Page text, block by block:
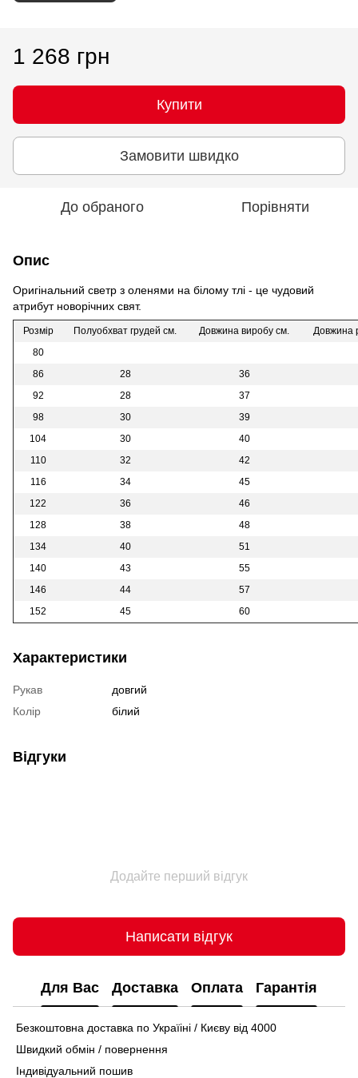
1 268 грн
Купити
Замовити швидко
До обраного Порівняти
Опис
Оригінальний светр з оленями на білому тлі - це чудовий
атрибут новорічних свят.
Розмір Полуобхват грудей см. Довжина виробу см.
Довжина
80
86
28
36
92
28
37
98
30
39
104
30
40
110
32
42
116
34
45
122
36
46
128
38
48
134
40
51
140
43
55
146
44
57
152
45 60
Характеристики
Рукав
довгий
Колір
білий
Відгуки
Додайте перший відгук
Написати відгук
Для Вас Доставка Оплата Гарантія
Безкоштовна доставка по Україіні / Києву від 4000
Швидкий обмін / повернення
Індивідуальний пошив